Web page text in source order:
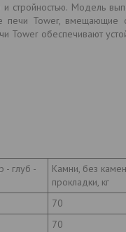
стройностью. Модель
печи Tower,
Tower обеспечивают
- глуб -
Камни, без
прокладки, кг
70
70